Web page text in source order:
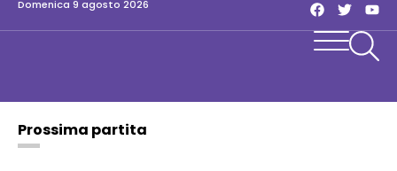
domenica 9 agosto 2026
Prossima partita